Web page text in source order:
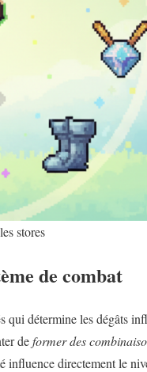
stores
de combat
qui détermine les dégâts
deformer des
influence directement le